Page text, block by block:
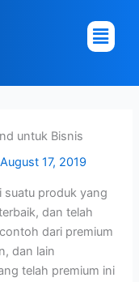
Main
Menu
untuk Bisnis
August 17, 2019
suatu produk yang
dan telah
dari premium
dan lain
telah premium ini